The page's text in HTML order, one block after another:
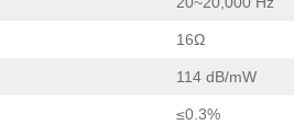
16Ω
114 dB/mW
≤0.3%